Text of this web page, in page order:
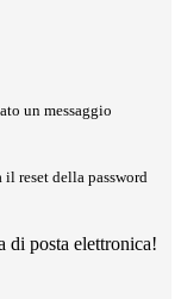
un messaggio
reset della password
di posta elettronica!